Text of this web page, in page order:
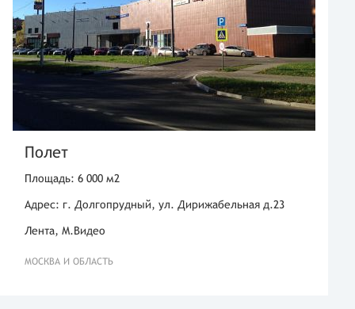
Полет
Площадь: 6 000 м2
Адрес: г. Долгопрудный, ул. Дирижабельная д.23
Лента, М.Видео
МОСКВА И ОБЛАСТЬ